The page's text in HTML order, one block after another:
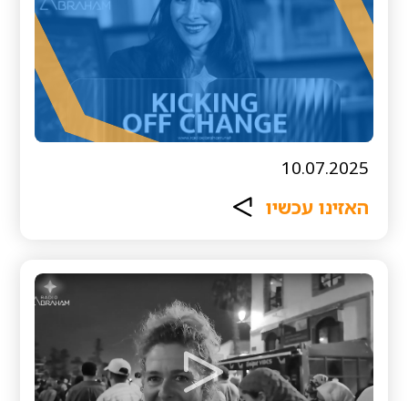
10.07.2025
האזינו עכשיו